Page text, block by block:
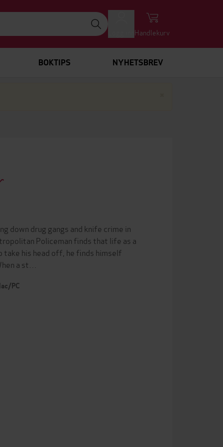
Handlekurv
BOKTIPS NYHETSBREV
down drug gangs and knife crime in
Policeman finds that life as a
his head off, he finds himself
a st…
PC